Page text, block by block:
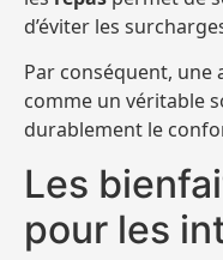
d’éviter les
Par conséquent,
comme un véritable
durablement le
Les
pour les